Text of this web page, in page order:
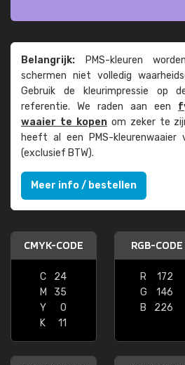
Belangrijk: PMS-kleuren
schermen niet volledig
Gebruik de kleur­impressie op
referentie. We raden aan een
waaier te kopenom zeker te
heeft al een PMS-kleuren­waaier
(exclusief BTW).
Meer info / bestellen
CMYK-CODE
C
24
M
35
Y
0
K
11
RGB-CODE
R
172
G
146
B
226